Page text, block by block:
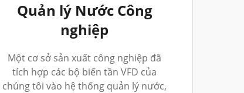
Quản lý Nước Công
nghiệp
Một cơ sở sản xuất công nghiệp đã
tích hợp các bộ biến tần VFD của
chúng tôi vào hệ thống quản lý nước,